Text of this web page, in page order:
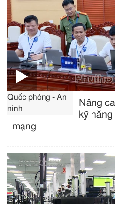
Quốc phòng - An
ninh
Nâng
kỹ
mạng